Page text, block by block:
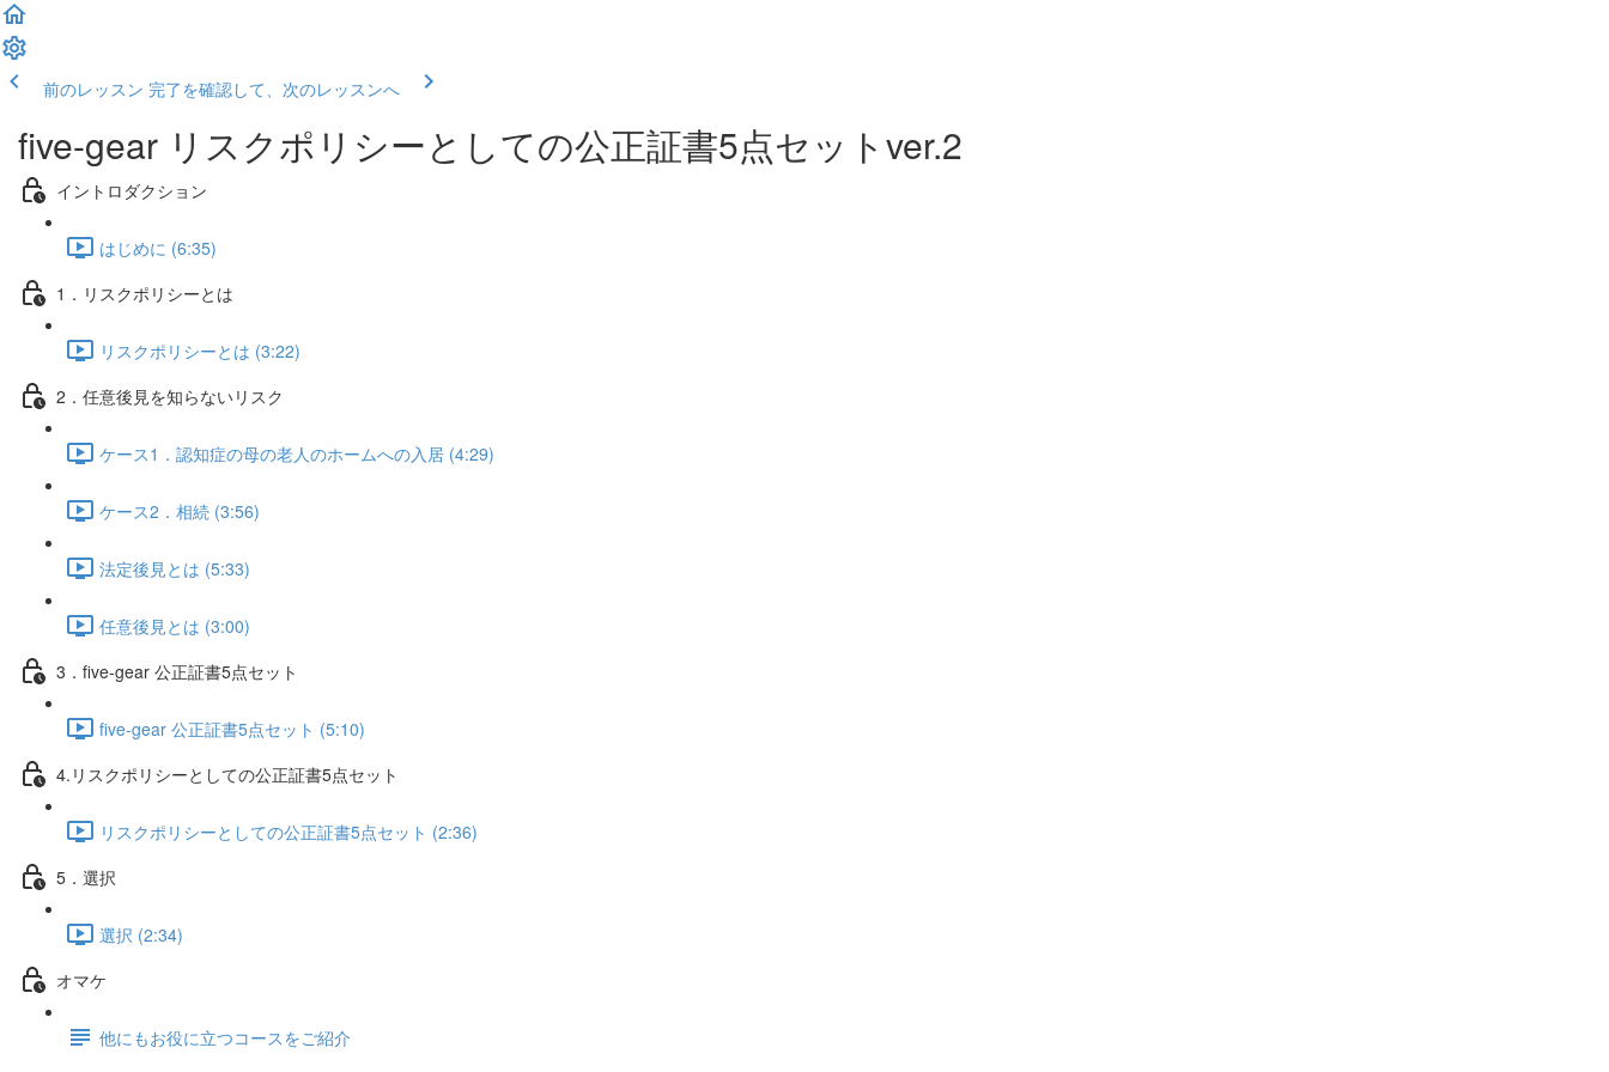
前のレッスン 完了を確認して、次のレッスンへ
five-gear リスクポリシーとしての公正証書5点セットver.2
イントロダクション
はじめに (6:35)
1．リスクポリシーとは
リスクポリシーとは (3:22)
2．任意後見を知らないリスク
ケース1．認知症の母の老人のホームへの入居 (4:29)
ケース2．相続 (3:56)
法定後見とは (5:33)
任意後見とは (3:00)
3．five-gear 公正証書5点セット
five-gear 公正証書5点セット (5:10)
4.リスクポリシーとしての公正証書5点セット
リスクポリシーとしての公正証書5点セット (2:36)
5．選択
選択 (2:34)
オマケ
他にもお役に立つコースをご紹介